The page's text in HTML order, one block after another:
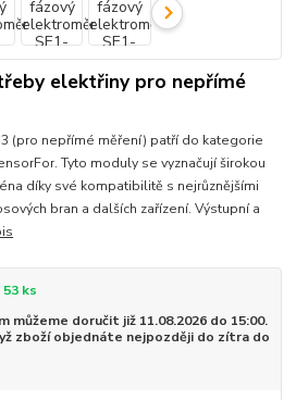
elektřiny pro nepřímé
(pro nepřímé měření) patří do kategorie
Tyto moduly se vyznačují širokou
díky své kompatibilitě s nejrůznějšími
bran a dalších zařízení. Výstupní a
ks
můžeme doručit již 11.08.2026 do 15:00.
zboží objednáte nejpozději do zítra do